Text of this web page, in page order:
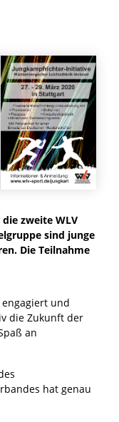
zweite WLV
sind junge
Die Teilnahme
engagiert und
die Zukunft der
an
hat genau